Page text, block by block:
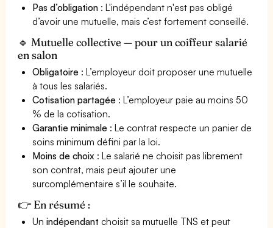
Pas d’obligation : L'indépendant n'est pas obligé
d’avoir une mutuelle, mais c’est fortement conseillé.
🔹 Mutuelle collective — pour un coiffeur salarié
en salon
Obligatoire : L’employeur doit proposer une mutuelle
à tous les salariés.
Cotisation partagée : L’employeur paie au moins 50
% de la cotisation.
Garantie minimale : Le contrat respecte un panier de
soins minimum défini par la loi.
Moins de choix : Le salarié ne choisit pas librement
son contrat, mais peut ajouter une
surcomplémentaire s’il le souhaite.
👉 En résumé :
Unindépendant choisit sa mutuelle TNS et peut